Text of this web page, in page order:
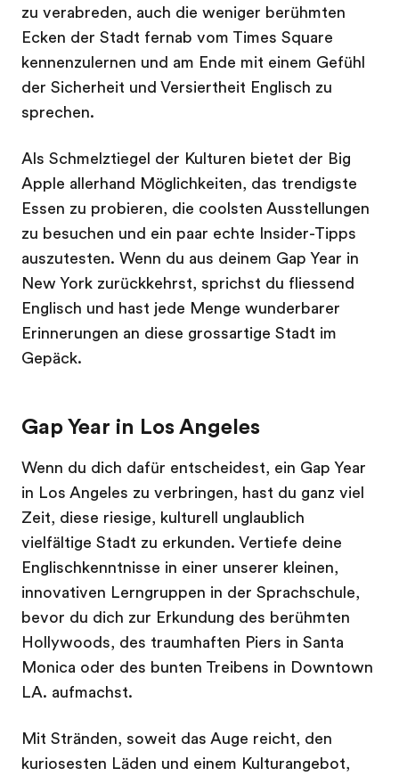
zu verabreden, auch die weniger berühmten
Ecken der Stadt fernab vom Times Square
kennenzulernen und am Ende mit einem Gefühl
der Sicherheit und Versiertheit Englisch zu
sprechen.
Als Schmelztiegel der Kulturen bietet der Big
Apple allerhand Möglichkeiten, das trendigste
Essen zu probieren, die coolsten Ausstellungen
zu besuchen und ein paar echte Insider-Tipps
auszutesten. Wenn du aus deinem Gap Year in
New York zurückkehrst, sprichst du fliessend
Englisch und hast jede Menge wunderbarer
Erinnerungen an diese grossartige Stadt im
Gepäck.
Gap Year in Los Angeles
Wenn du dich dafür entscheidest, ein Gap Year
in Los Angeles zu verbringen, hast du ganz viel
Zeit, diese riesige, kulturell unglaublich
vielfältige Stadt zu erkunden. Vertiefe deine
Englischkenntnisse in einer unserer kleinen,
innovativen Lerngruppen in der Sprachschule,
bevor du dich zur Erkundung des berühmten
Hollywoods, des traumhaften Piers in Santa
Monica oder des bunten Treibens in Downtown
LA. aufmachst.
Mit Stränden, soweit das Auge reicht, den
kuriosesten Läden und einem Kulturangebot,